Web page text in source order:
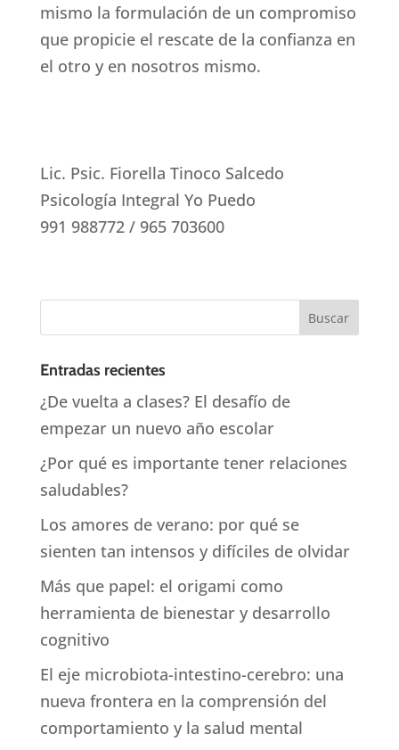
mismo la formulación de un compromiso
que propicie el rescate de la confianza en
el otro y en nosotros mismo.
Lic. Psic. Fiorella Tinoco Salcedo
Psicología Integral Yo Puedo
991 988772 / 965 703600
Entradas recientes
¿De vuelta a clases? El desafío de
empezar un nuevo año escolar
¿Por qué es importante tener relaciones
saludables?
Los amores de verano: por qué se
sienten tan intensos y difíciles de olvidar
Más que papel: el origami como
herramienta de bienestar y desarrollo
cognitivo
El eje microbiota-intestino-cerebro: una
nueva frontera en la comprensión del
comportamiento y la salud mental